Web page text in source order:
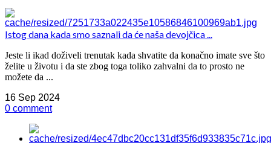
Istog dana kada smo saznali da će naša devojčica ...
Jeste li ikad doživeli trenutak kada shvatite da konačno imate sve što
želite u životu i da ste zbog toga toliko zahvalni da to prosto ne
možete da ...
16 Sep 2024
0 comment